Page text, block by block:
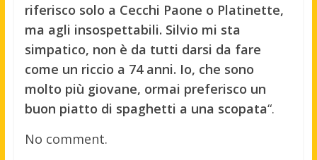
riferisco solo a Cecchi Paone o Platinette,
ma agli insospettabili. Silvio mi sta
simpatico, non è da tutti darsi da fare
come un riccio a 74 anni. Io, che sono
molto più giovane, ormai preferisco un
buon piatto di spaghetti a una scopata“.
No comment.